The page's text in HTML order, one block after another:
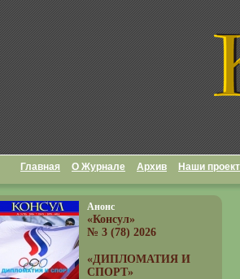
Главная О Журнале Архив Наши
Анонс
«Консул»
№ 3 (78) 2026
«ДИПЛОМАТИЯ И
СПОРТ»